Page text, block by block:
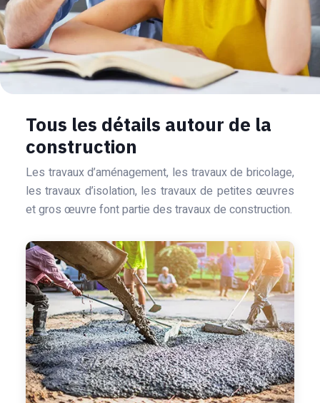
Tous les détails autour de la
construction
Les travaux d’aménagement, les travaux de bricolage,
les travaux d’isolation, les travaux de petites œuvres
et gros œuvre font partie des travaux de construction.